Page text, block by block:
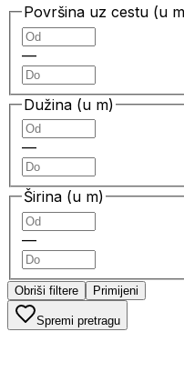
Površina uz cestu (u
—
Dužina (u m)
—
Širina (u m)
—
Obriši filtere Primijeni
Spremi pretragu